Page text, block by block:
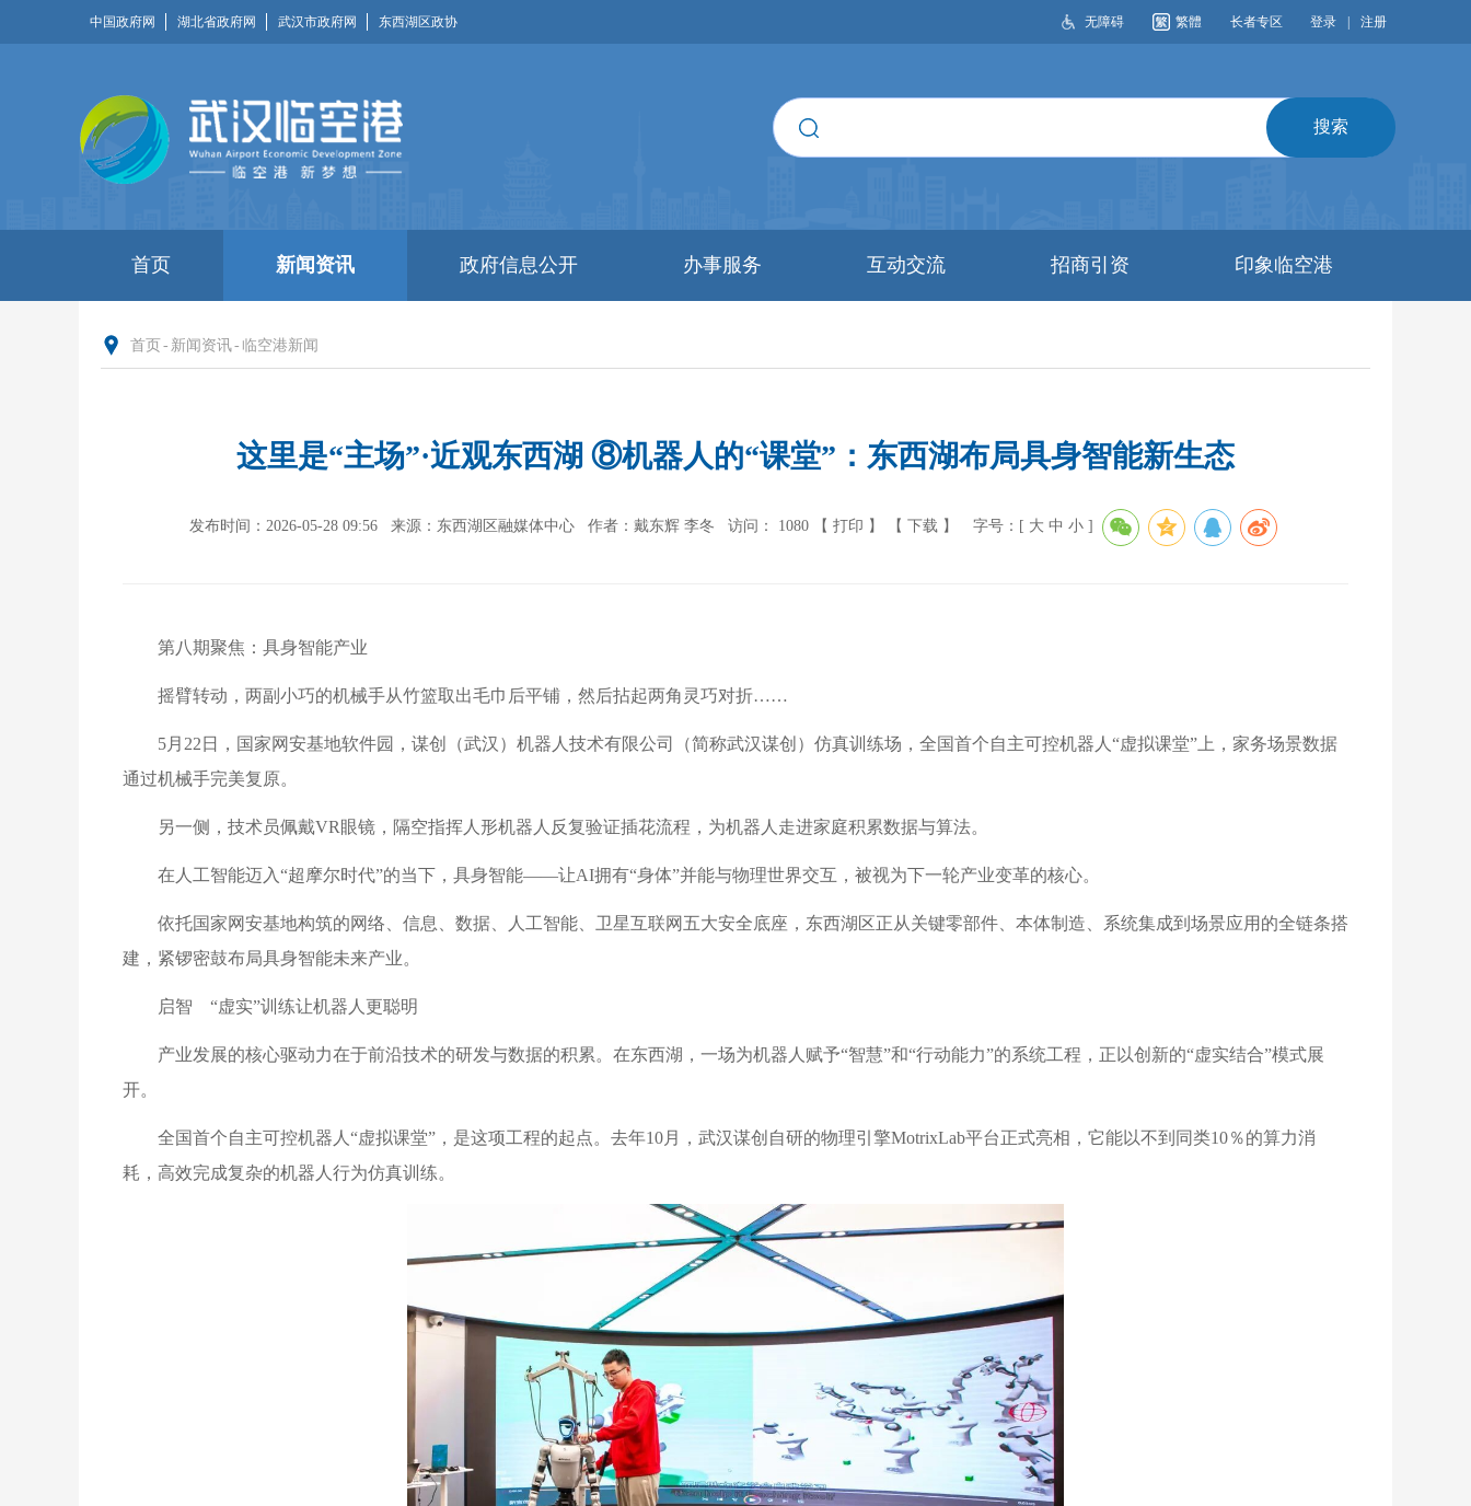
中国政府网 湖北省政府网 武汉市政府网 东西湖区政协 无障碍 繁體 长者专区 登录 注册
搜索
首页 新闻资讯 政府信息公开 办事服务 互动交流 招商引资 印象临空港
首页 - 新闻资讯- 临空港新闻
这里是“主场”·近观东西湖 ⑧机器人的“课堂”：东西湖布局具身智能新生态
发布时间：2026-05-28 09:56 来源：东西湖区融媒体中心 作者：戴东辉 李冬 访问： 1080 【 打印 】 【 下载 】 字号：[ 大 中 小 ]
第八期聚焦：具身智能产业
摇臂转动，两副小巧的机械手从竹篮取出毛巾后平铺，然后拈起两角灵巧对折……
5月22日，国家网安基地软件园，谋创（武汉）机器人技术有限公司（简称武汉谋创）仿真训练场，全国首个自主可控机器人“虚拟课堂”上，家务场景数据
通过机械手完美复原。
另一侧，技术员佩戴VR眼镜，隔空指挥人形机器人反复验证插花流程，为机器人走进家庭积累数据与算法。
在人工智能迈入“超摩尔时代”的当下，具身智能——让AI拥有“身体”并能与物理世界交互，被视为下一轮产业变革的核心。
依托国家网安基地构筑的网络、信息、数据、人工智能、卫星互联网五大安全底座，东西湖区正从关键零部件、本体制造、系统集成到场景应用的全链条搭
建，紧锣密鼓布局具身智能未来产业。
启智 “虚实”训练让机器人更聪明
产业发展的核心驱动力在于前沿技术的研发与数据的积累。在东西湖，一场为机器人赋予“智慧”和“行动能力”的系统工程，正以创新的“虚实结合”模式展
开。
全国首个自主可控机器人“虚拟课堂”，是这项工程的起点。去年10月，武汉谋创自研的物理引擎MotrixLab平台正式亮相，它能以不到同类10％的算力消
耗，高效完成复杂的机器人行为仿真训练。